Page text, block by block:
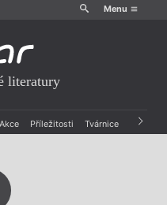
Menu
literatury
Akce Příležitosti Tvárnice Archiv